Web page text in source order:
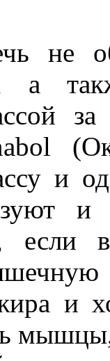
не
а
и
и